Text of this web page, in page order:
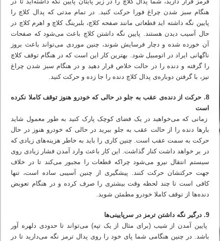
هنگام سبز شدن چراغ فورا حرکت کنید. در تمام مدتی که پدال کلاچ را
پایین نگه داشته اید قطعاتی مانند صفحه کلاچ، بلبرینگ کلاچ و اهرم کلاچ در
حال آسیب دیدن هستند. پایین نگه داشتن کلاچ باعث می‌شود که صفحات
آن خورده شده و دچار فرسایش شوند، چنین موردی می‌تواند باعث بروز
ناگهانی ایراد در اتومبیل شود. بهترین کار این است که در هنگام توقف کلاچ
را گرفته و دنده را در حالت خلاص قرار دهید و در هنگام سبز شدن چراغ
نیز، با گرفتن دوباره‌ی پدال کلاچ دنده را جا زده و حرکت کنید.
8. حرکت از دنده‌ی عقب به جلو در حالی که خودرو هنوز توقف کاملا نکرده
است
زمانی که می‌خواهید در یک فضای کوچک پارک کنید به طور معمول شاید
بارها دنده را از حالت عقب به جلو ببرید در حالی که خودرو هنوز در حال
حرکت به سمت عقب است. چنین کاری را باید به خاطر هزینه‌های زیادی که
در بر خواهد داشت کنار گذاشت. این کار باعث وارد آمدن فشار زیادی روی
سیستم انتقال نیرو می‌شود چراکه قطعات را مجبور می‌کند تا در خلاف
جهت حرکتشان حرکت کنند. پیشگیری از چنین آسیبی ساده است، تنها
کافی است تا چند لحظه وقت بیشتری را صرف کرده و در هنگام تعویض
دنده‌ها از توقف کاملا خودرو مطمئن شوید.
9. درگیر نگه داشتن ترمز در سرپایینی‌ها
پایین آمدن از شیب (برای مثال از یک تپه) می‌تواند تا حدودی دلهره آور
باشد. در چنین هنگامی شما پای خود را روی پدال ترمز نگه می‌دارید تا در